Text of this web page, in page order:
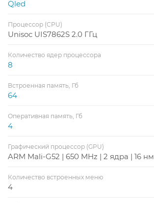
Qled
Процессор (CPU)
Unisoc UIS7862S 2.0 ГГц
Количество ядер процессора
8
Встроенная память, Гб
64
Оперативная память, Гб
4
Графический процессор (GPU)
ARM Mali-G52 | 650 MHz | 2 ядра | 16 нм
Количество встроенных меню
4